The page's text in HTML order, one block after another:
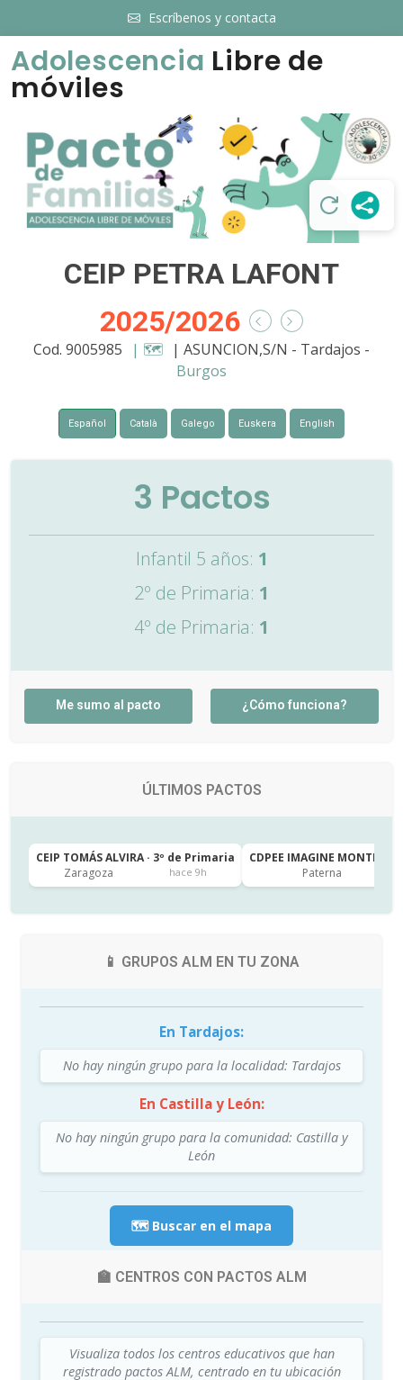
Escríbenos y contacta
Adolescencia Libre de
móviles
CEIP PETRA LAFONT
2025/2026
Cod. 9005985 | 🗺️ | ASUNCION,S/N - Tardajos -
Burgos
Español Català Galego Euskera English
3 Pactos
Infantil 5 años: 1
2º de Primaria: 1
4º de Primaria: 1
Me sumo al pacto ¿Cómo funciona?
ÚLTIMOS PACTOS
CEIP TOMÁS ALVIRA · 3º de Primaria
Zaragoza
hace 9h
CDPEE IMAGINE
Paterna
📱 GRUPOS ALM EN TU ZONA
En Tardajos:
No hay ningún grupo para la localidad: Tardajos
En Castilla y León:
No hay ningún grupo para la comunidad: Castilla y
León
🗺️ Buscar en el mapa
🏫 CENTROS CON PACTOS ALM
Visualiza todos los centros educativos que han
registrado pactos ALM, centrado en tu ubicación